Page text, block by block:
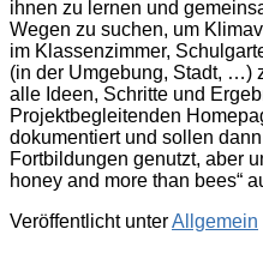
ihnen zu lernen und
Wegen zu suchen, um
im Klassenzimmer,
(in der Umgebung, Stadt, …)
alle Ideen, Schritte und
Projektbegleitenden
dokumentiert und sollen
Fortbildungen genutzt, aber
honey and more than bees“
Veröffentlicht unterAllgemein